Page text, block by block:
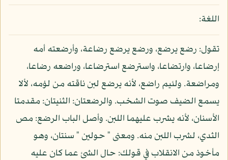
اللغة:
تقول: رضع يرضع، ورضع يرضع رضاعة، وأرضعته أمه
إرضاعا، وارتضاعا، واسترضع استرضاعا، وراضعه رضاعا،
ومراضعة. ولئيم راضع، لأنه يرضع لبن ناقته من لؤمه، لألا
يسمع الضيف صوت الشخب. والرضعتان: الثنيتان: مقدمتا
الأسنان، لأنه يشرب عليهما اللبن. وأصل الباب الرضع: مص
الثدي، لشرب اللبن منه. ومعنى " حولين " سنتان، وهو
مأخوذ من الانقلاب في قولك: حال الشئ عما كان عليه